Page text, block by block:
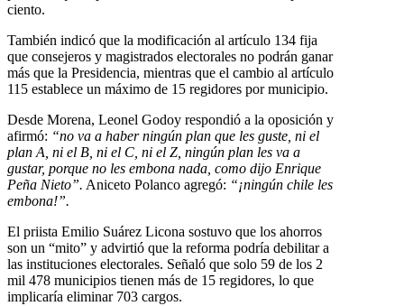
ciento.
También indicó que la modificación al artículo 134 fija
que consejeros y magistrados electorales no podrán ganar
más que la Presidencia, mientras que el cambio al artículo
115 establece un máximo de 15 regidores por municipio.
Desde Morena, Leonel Godoy respondió a la oposición y
afirmó: “no va a haber ningún plan que les guste, ni el
plan A, ni el B, ni el C, ni el Z, ningún plan les va a
gustar, porque no les embona nada, como dijo Enrique
Peña Nieto”. Aniceto Polanco agregó: “¡ningún chile les
embona!”.
El priista Emilio Suárez Licona sostuvo que los ahorros
son un “mito” y advirtió que la reforma podría debilitar a
las instituciones electorales. Señaló que solo 59 de los 2
mil 478 municipios tienen más de 15 regidores, lo que
implicaría eliminar 703 cargos.